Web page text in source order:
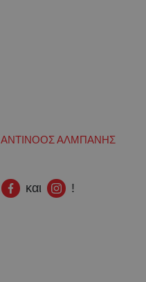
ΑΝΤΙΝΟΟΣ ΑΛΜΠΑΝΗΣ
και !